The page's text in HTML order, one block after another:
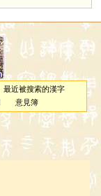
最近被搜索的漢字
意見簿